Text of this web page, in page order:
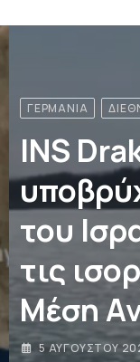
ΔΙΕΘΝΉ ,
Δεν
στο
“Για
4 ΑΥΓΟΎΣΤΟΥ